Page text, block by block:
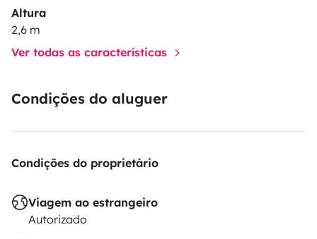
Altura
2,6 m
Ver todas as características
Condições do aluguer
Condições do proprietário
Viagem ao estrangeiro
Autorizado